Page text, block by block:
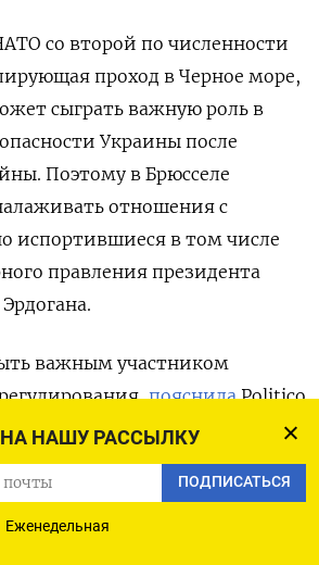
НАШУ РАССЫЛКУ
ПОДПИСАТЬСЯ
Еженедельная
со второй по численности
проход в Черное море,
сыграть важную роль в
Украины после
Поэтому в Брюсселе
отношения с
испортившиеся в том числе
правления президента
важным участником
пояснилаPolitico
вопросам расширения Марта
в страну. «Мир в Украине
в Европе, особенно в
Турция будет для нас